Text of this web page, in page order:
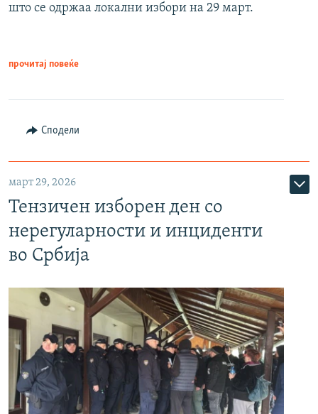
што се одржаа локални избори на 29 март.
прочитај повеќе
Сподели
март 29, 2026
Тензичен изборен ден со
нерегуларности и инциденти
во Србија